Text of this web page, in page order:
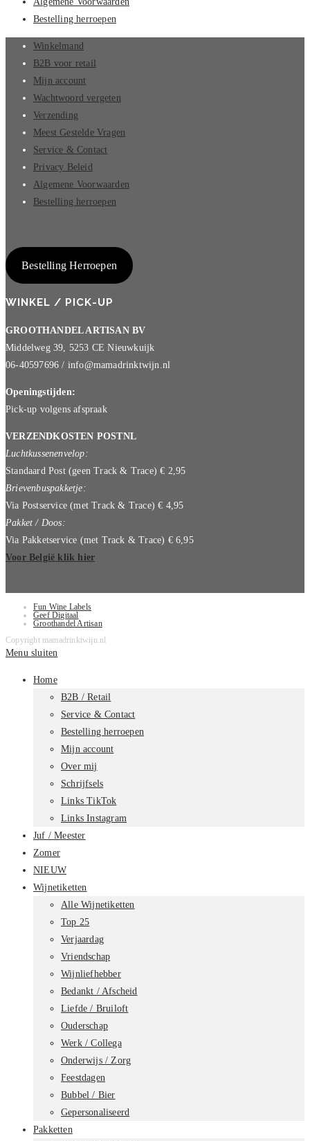
Bestelling herroepen
Winkelmand
B2B voor retail
Mijn account
Wachtwoord vergeten
Verzending
Meest Gestelde Vragen
Service & Contact
Privacy Beleid
Algemene Voorwaarden
Bestelling herroepen
Bestelling Herroepen
WINKEL / PICK-UP
GROOTHANDEL ARTISAN BV
Middelweg 39, 5253 CE Nieuwkuijk
06-40597696 / info@mamadrinktwijn.nl
Openingstijden:
Pick-up volgens afspraak
VERZENDKOSTEN POSTNL
Luchtkussenenvelop:
Standaard Post (geen Track & Trace) € 2,95
Brievenbuspakketje:
Via Postservice (met Track & Trace) € 4,95
Pakket / Doos:
Via Pakketservice (met Track & Trace) € 6,95
Voor België klik hier
Fun Wine Labels
Geef Digitaal
Groothandel Artisan
Copyright mamadrinktwijn.nl
Menu sluiten
Home
B2B / Retail
Service & Contact
Bestelling herroepen
Mijn account
Over mij
Schrijfsels
Links TikTok
Links Instagram
Juf / Meester
Zomer
NIEUW
Wijnetiketten
Alle Wijnetiketten
Top 25
Verjaardag
Vriendschap
Wijnliefhebber
Bedankt / Afscheid
Liefde / Bruiloft
Ouderschap
Werk / Collega
Onderwijs / Zorg
Feestdagen
Bubbel / Bier
Gepersonaliseerd
Pakketten